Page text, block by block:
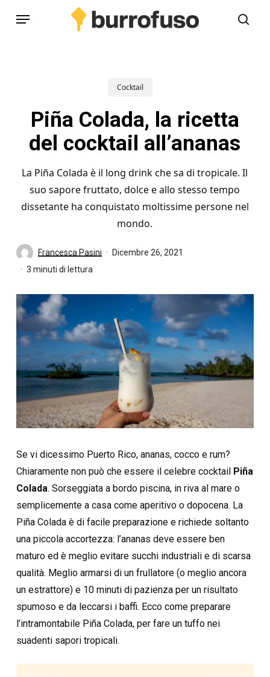
Menu
Cocktail
Piña Colada, la ricetta
del cocktail all’ananas
La Piña Colada è il long drink che sa di tropicale. Il
suo sapore fruttato, dolce e allo stesso tempo
dissetante ha conquistato moltissime persone nel
mondo.
Francesca Pasini
Dicembre 26, 2021
3 minuti di lettura
Se vi dicessimo Puerto Rico, ananas, cocco e rum?
Chiaramente non può che essere il celebre cocktail Piña
Colada. Sorseggiata a bordo piscina, in riva al mare o
semplicemente a casa come aperitivo o dopocena. La
Piña Colada è di facile preparazione e richiede soltanto
una piccola accortezza: l’ananas deve essere ben
maturo ed è meglio evitare succhi industriali e di scarsa
qualità. Meglio armarsi di un frullatore (o meglio ancora
un estrattore) e 10 minuti di pazienza per un risultato
spumoso e da leccarsi i baffi. Ecco come preparare
l’intramontabile Piña Colada, per fare un tuffo nei
suadenti sapori tropicali.